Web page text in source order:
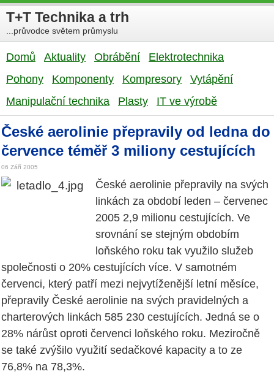
T+T Technika a trh
...průvodce světem průmyslu
Domů Aktuality Obrábění
Elektrotechnika
Pohony
Komponenty Kompresory
Vytápění
Manipulační technika
Plasty IT ve výrobě
České aerolinie přepravily od ledna do
července téměř 3 miliony cestujících
06 Září 2005
České aerolinie přepravily na svých
linkách za období leden – červenec
2005 2,9 milionu cestujících. Ve
srovnání se stejným obdobím
loňského roku tak využilo služeb
společnosti o 20% cestujících více. V samotném
červenci, který patří mezi nejvytíženější letní měsíce,
přepravily České aerolinie na svých pravidelných a
charterových linkách 585 230 cestujících. Jedná se o
28% nárůst oproti červenci loňského roku. Meziročně
se také zvýšilo využití sedačkové kapacity a to ze
76,8% na 78,3%.